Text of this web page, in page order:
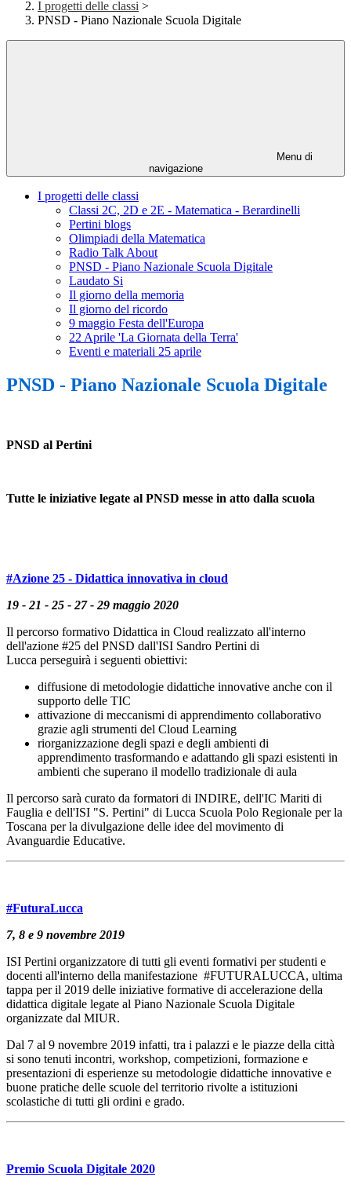
I progetti delle classi >
PNSD - Piano Nazionale Scuola Digitale
Menu di
navigazione
I progetti delle classi
Classi 2C, 2D e 2E - Matematica - Berardinelli
Pertini blogs
Olimpiadi della Matematica
Radio Talk About
PNSD - Piano Nazionale Scuola Digitale
Laudato Si
Il giorno della memoria
Il giorno del ricordo
9 maggio Festa dell'Europa
22 Aprile 'La Giornata della Terra'
Eventi e materiali 25 aprile
PNSD - Piano Nazionale Scuola Digitale
PNSD al Pertini
Tutte le iniziative legate al PNSD messe in atto dalla scuola
#Azione 25 - Didattica innovativa in cloud
19 - 21 - 25 - 27 - 29 maggio 2020
Il percorso formativo Didattica in Cloud realizzato all'interno
dell'azione #25 del PNSD dall'ISI Sandro Pertini di
Lucca perseguirà i seguenti obiettivi:
diffusione di metodologie didattiche innovative anche con il
supporto delle TIC
attivazione di meccanismi di apprendimento collaborativo
grazie agli strumenti del Cloud Learning
riorganizzazione degli spazi e degli ambienti di
apprendimento trasformando e adattando gli spazi esistenti in
ambienti che superano il modello tradizionale di aula
Il percorso sarà curato da formatori di INDIRE, dell'IC Mariti di
Fauglia e dell'ISI "S. Pertini" di Lucca Scuola Polo Regionale per la
Toscana per la divulgazione delle idee del movimento di
Avanguardie Educative.
#FuturaLucca
7, 8 e 9 novembre 2019
ISI Pertini organizzatore di tutti gli eventi formativi per studenti e
docenti all'interno della manifestazione #FUTURALUCCA, ultima
tappa per il 2019 delle iniziative formative di accelerazione della
didattica digitale legate al Piano Nazionale Scuola Digitale
organizzate dal MIUR.
Dal 7 al 9 novembre 2019 infatti, tra i palazzi e le piazze della città
si sono tenuti incontri, workshop, competizioni, formazione e
presentazioni di esperienze su metodologie didattiche innovative e
buone pratiche delle scuole del territorio rivolte a istituzioni
scolastiche di tutti gli ordini e grado.
Premio Scuola Digitale 2020